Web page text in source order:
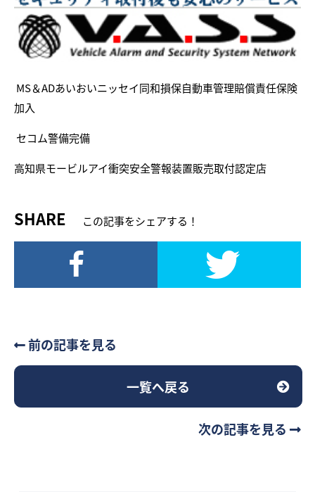
MS＆ADあいおいニッセイ同和損保自動車管理賠償責任保険
加入
セコム警備完備
高知県モービルアイ衝突安全警報装置販売取付認定店
SHARE この記事をシェアする！
前の記事を見る
一覧へ戻る
次の記事を見る